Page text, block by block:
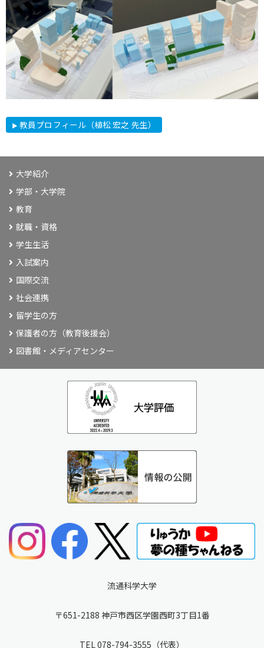
教員プロフィール（植松 宏之 先生）
大学紹介
学部・大学院
教育
就職・資格
学生生活
入試案内
国際交流
社会連携
留学生の方
保護者の方（教育後援会）
図書館・メディアセンター
流通科学大学
〒651-2188 神戸市西区学園西町3丁目1番
TEL078-794-3555 （代表）